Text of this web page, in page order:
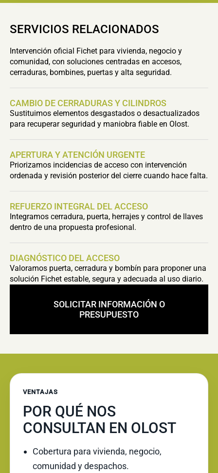
SERVICIOS RELACIONADOS
Intervención oficial Fichet para vivienda, negocio y
comunidad, con soluciones centradas en accesos,
cerraduras, bombines, puertas y alta seguridad.
CAMBIO DE CERRADURAS Y CILINDROS
Sustituimos elementos desgastados o desactualizados
para recuperar seguridad y maniobra fiable en Olost.
APERTURA Y ATENCIÓN URGENTE
Priorizamos incidencias de acceso con intervención
ordenada y revisión posterior del cierre cuando hace falta.
REFUERZO INTEGRAL DEL ACCESO
Integramos cerradura, puerta, herrajes y control de llaves
dentro de una propuesta profesional.
DIAGNÓSTICO DEL ACCESO
Valoramos puerta, cerradura y bombín para proponer una
solución Fichet estable, segura y adecuada al uso diario.
SOLICITAR INFORMACIÓN O
PRESUPUESTO
VENTAJAS
POR QUÉ NOS
CONSULTAN EN OLOST
Cobertura para vivienda, negocio,
comunidad y despachos.